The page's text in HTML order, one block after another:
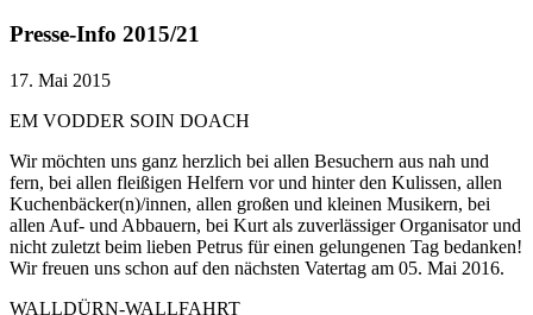
Presse-Info 2015/21
17. Mai 2015
EM VODDER SOIN DOACH
Wir möchten uns ganz herzlich bei allen Besuchern aus nah und
fern, bei allen fleißigen Helfern vor und hinter den Kulissen, allen
Kuchenbäcker(n)/innen, allen großen und kleinen Musikern, bei
allen Auf- und Abbauern, bei Kurt als zuverlässiger Organisator und
nicht zuletzt beim lieben Petrus für einen gelungenen Tag bedanken!
Wir freuen uns schon auf den nächsten Vatertag am 05. Mai 2016.
WALLDÜRN-WALLFAHRT